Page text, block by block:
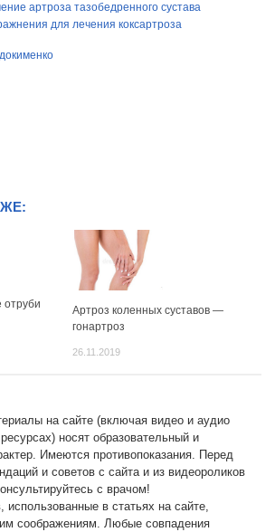
артроза тазобедренного сустава
для лечения коксартроза
Артроз коленных суставов —
гонартроз
26.11.2019
на сайте (включая видео и аудио
носят образовательный и
Имеются противопоказания. Перед
и советов с сайта и из видеороликов
с врачом!
использованные в статьях на сайте,
соображениям. Любые совпадения